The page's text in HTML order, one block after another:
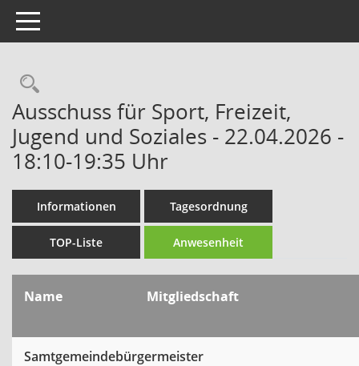
Toggle navigation
Rechercheauswahl
Ausschuss für Sport, Freizeit,
Jugend und Soziales - 22.04.2026 -
18:10-19:35 Uhr
Informationen Tagesordnung
TOP-Liste Anwesenheit
Name Mitgliedschaft
Samtgemeindebürgermeister